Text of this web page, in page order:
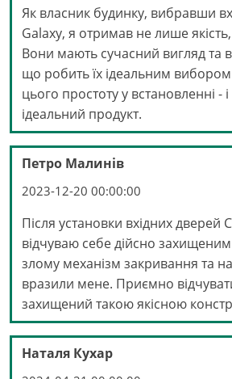
Як власник будинку, вибравши
Galaxy, я отримав не лише
Вони мають сучасний вигляд та
що робить їх ідеальним
цього простоту у встановленні -
ідеальний продукт.
Петро Малинів
2023-12-20 00:00:00
Після установки вхідних дверей
відчуваю себе дійсно
злому механізм закривання та
вразили мене. Приємно
захищений такою якісною
Наталя Кухар